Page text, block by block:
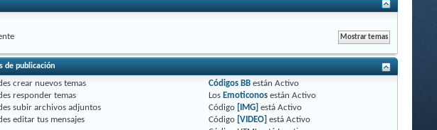
de publicación
crear nuevos temas
responder temas
subir archivos adjuntos
editar tus mensajes
Códigos BB estánActivo
Los Emoticonos estánActivo
Código [IMG] estáActivo
Código [VIDEO] estáActivo